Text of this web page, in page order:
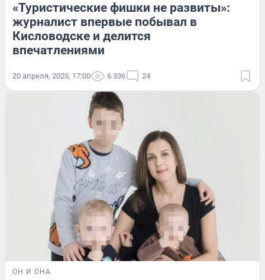
«Туристические фишки не развиты»:
журналист впервые побывал в
Кисловодске и делится
впечатлениями
20 апреля, 2025, 17:00 6 336 24
ОН И ОНА